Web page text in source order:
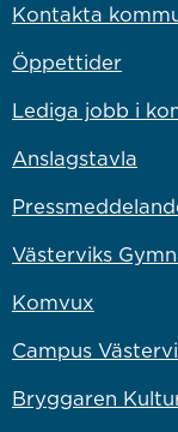
Kontakta
Öppettider
Lediga jobb i
Anslagstavla
Västerviks
Komvux
Campus
Bryggaren